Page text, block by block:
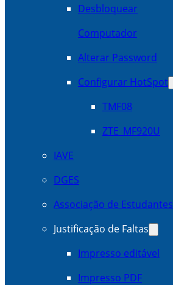
Desbloquear
Computador
Alterar Password
Configurar HotSpot
TMF08
ZTE_MF920U
IAVE
DGES
Associação de Estudantes
Justificação de Faltas
Impresso editável
Impresso PDF